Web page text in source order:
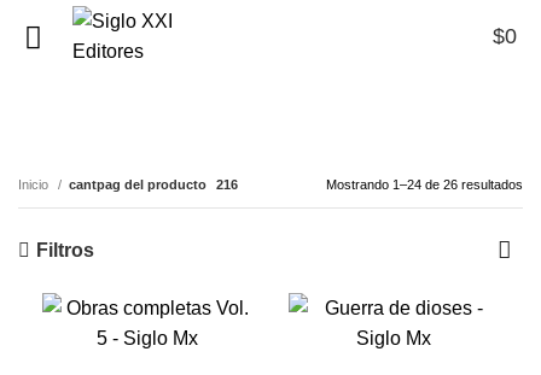
$0
Inicio cantpag del producto 216 Mostrando 1–24 de 26 resultados
Filtros